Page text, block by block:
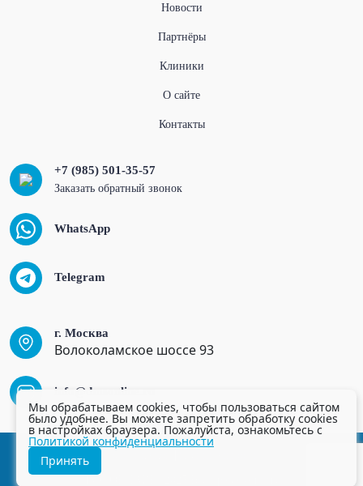
Новости
Партнёры
Клиники
О сайте
Контакты
+7 (985) 501-35-57
Заказать обратный звонок
WhatsApp
Telegram
г. Москва
Волоколамское шоссе 93
info@dmsonline.ru
Мы обрабатываем cookies, чтобы пользоваться сайтом
было удобнее. Вы можете запретить обработку cookies
в настройках браузера. Пожалуйста, ознакомьтесь с
Политикой конфиденциальности
Принять